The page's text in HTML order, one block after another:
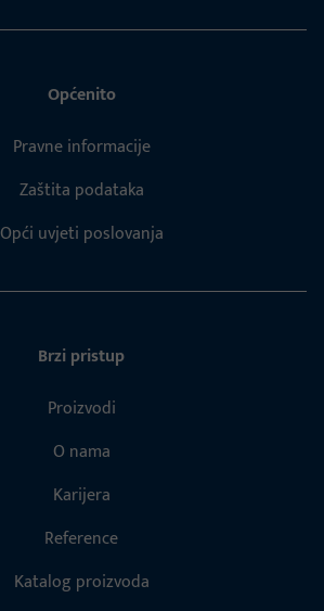
Općenito
Pravne informacije
Zaštita podataka
Opći uvjeti poslovanja
Brzi pristup
Proizvodi
O nama
Karijera
Reference
Katalog proizvoda